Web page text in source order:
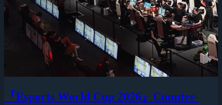
『Esports World Cup 2026』Counter-